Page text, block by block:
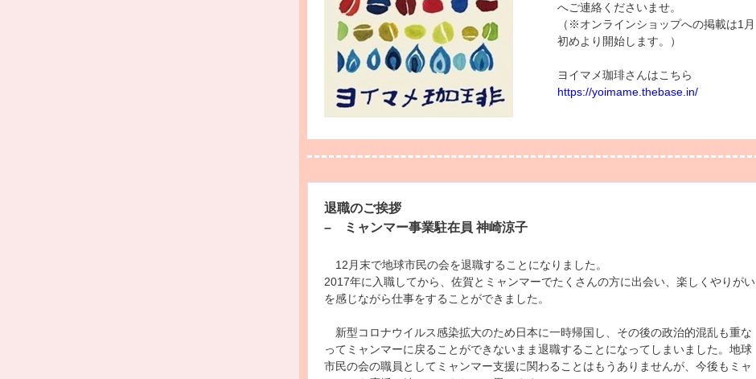
へご連絡くださいませ。
（※オンラインショップへの掲載は1月
初めより開始します。）
ヨイマメ珈琲さんはこちら
https://yoimame.thebase.in/
退職のご挨拶
– ミャンマー事業駐在員 神崎涼子
12 月末で地球市民の会を退職することになりました。
2017年に入職してから、佐賀とミャンマーでたくさんの方に出会い、楽しくやりがい
を感じながら仕事をすることができました。
新型コロナウイルス感染拡大のため日本に一時帰国し、その後の政治的混乱も重な
ってミャンマーに戻ることができないまま退職することになってしまいました。地球
市民の会の職員としてミャンマー支援に関わることはもうありませんが、今後もミャ